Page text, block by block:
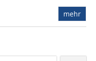
mehr